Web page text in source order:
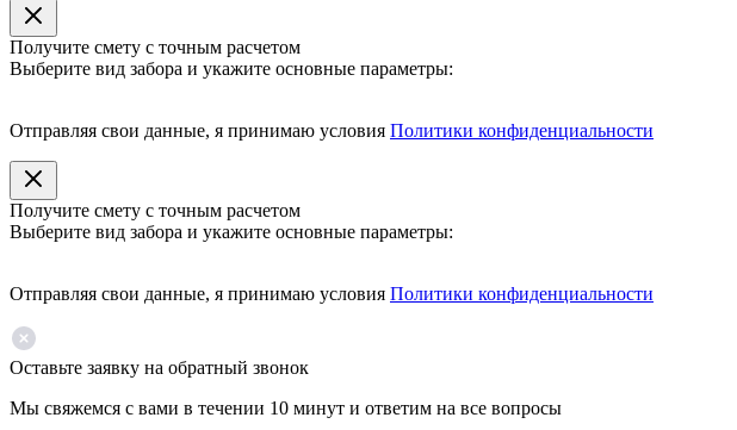
Получите смету с точным расчетом
Выберите вид забора и укажите основные параметры:
Отправляя свои данные, я принимаю условия Политики конфиденциальности
Получите смету с точным расчетом
Выберите вид забора и укажите основные параметры:
Отправляя свои данные, я принимаю условия Политики конфиденциальности
Оставьте заявку на обратный звонок
Мы свяжемся с вами в течении 10 минут и ответим на все вопросы